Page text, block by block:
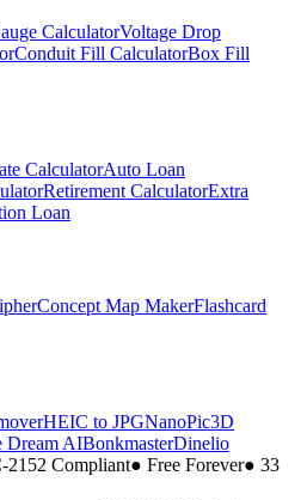
CalculatorVoltage Drop
Conduit Fill CalculatorBox Fill
CalculatorAuto Loan
Retirement CalculatorExtra
Loan
Concept Map MakerFlashcard
HEIC to JPGNanoPic3D
Dream AIBonkmasterDinelio
2152 Compliant● Free Forever● 33